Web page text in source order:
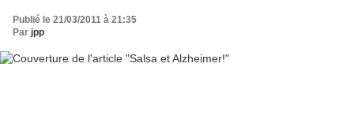
Publié le 21/03/2011 à 21:35
Par jpp